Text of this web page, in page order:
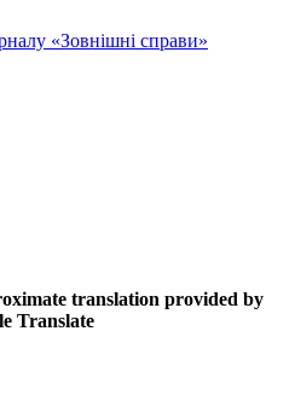
«Зовнішні справи»
translation provided by
Translate